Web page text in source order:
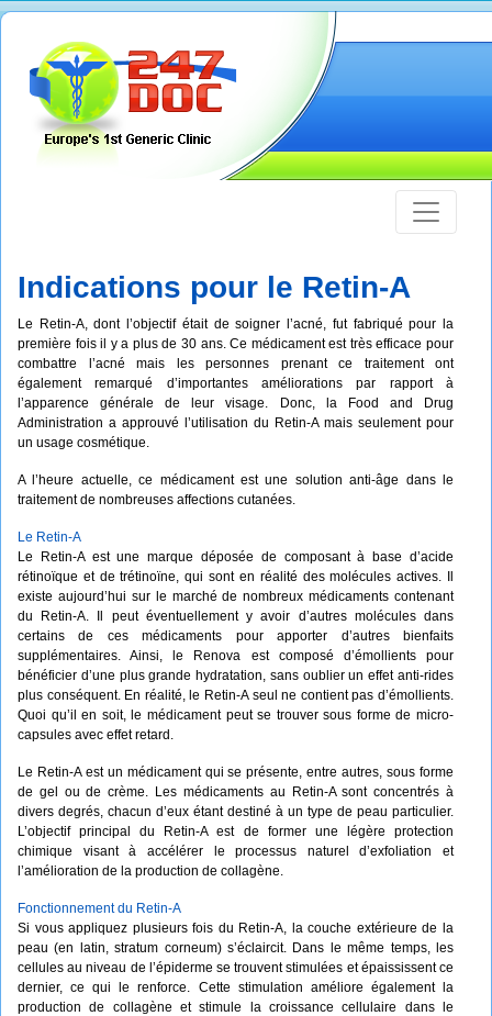
Indications pour le Retin-A
Le Retin-A, dont l’objectif était de soigner l’acné, fut fabriqué pour la
première fois il y a plus de 30 ans. Ce médicament est très efficace pour
combattre l’acné mais les personnes prenant ce traitement ont
également remarqué d’importantes améliorations par rapport à
l’apparence générale de leur visage. Donc, la Food and Drug
Administration a approuvé l’utilisation du Retin-A mais seulement pour
un usage cosmétique.
A l’heure actuelle, ce médicament est une solution anti-âge dans le
traitement de nombreuses affections cutanées.
Le Retin-A
Le Retin-A est une marque déposée de composant à base d’acide
rétinoïque et de trétinoïne, qui sont en réalité des molécules actives. Il
existe aujourd’hui sur le marché de nombreux médicaments contenant
du Retin-A. Il peut éventuellement y avoir d’autres molécules dans
certains de ces médicaments pour apporter d’autres bienfaits
supplémentaires. Ainsi, le Renova est composé d’émollients pour
bénéficier d’une plus grande hydratation, sans oublier un effet anti-rides
plus conséquent. En réalité, le Retin-A seul ne contient pas d’émollients.
Quoi qu’il en soit, le médicament peut se trouver sous forme de micro-
capsules avec effet retard.
Le Retin-A est un médicament qui se présente, entre autres, sous forme
de gel ou de crème. Les médicaments au Retin-A sont concentrés à
divers degrés, chacun d’eux étant destiné à un type de peau particulier.
L’objectif principal du Retin-A est de former une légère protection
chimique visant à accélérer le processus naturel d’exfoliation et
l’amélioration de la production de collagène.
Fonctionnement du Retin-A
Si vous appliquez plusieurs fois du Retin-A, la couche extérieure de la
peau (en latin, stratum corneum) s’éclaircit. Dans le même temps, les
cellules au niveau de l’épiderme se trouvent stimulées et épaississent ce
dernier, ce qui le renforce. Cette stimulation améliore également la
production de collagène et stimule la croissance cellulaire dans le